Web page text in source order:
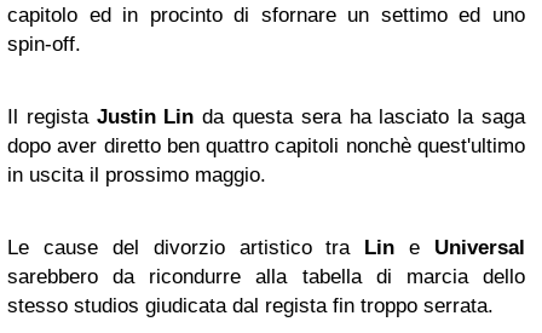
capitolo ed in procinto di sfornare un settimo ed uno
spin-off.
Il regista Justin Lin da questa sera ha lasciato la saga
dopo aver diretto ben quattro capitoli nonchè quest'ultimo
in uscita il prossimo maggio.
Le cause del divorzio artistico tra Lin e Universal
sarebbero da ricondurre alla tabella di marcia dello
stesso studios giudicata dal regista fin troppo serrata.